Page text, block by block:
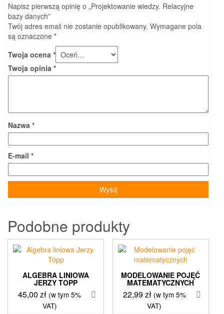
Napisz pierwszą opinię o „Projektowanie wiedzy. Relacyjne
bazy danych”
Twój adres email nie zostanie opublikowany. Wymagane pola
są oznaczone *
Twoja ocena *
Twoja opinia *
Nazwa *
E-mail *
Podobne produkty
ALGEBRA LINIOWA
JERZY TOPP
45,00zł (w tym 5%
VAT)
MODELOWANIE POJĘĆ
MATEMATYCZNYCH
22,99zł (w tym 5%
VAT)